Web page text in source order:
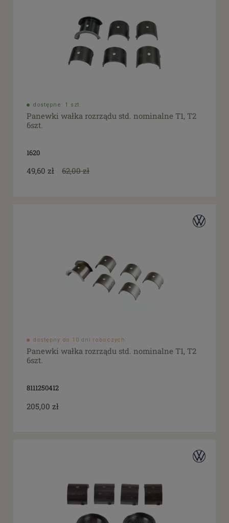
dostępne: 1 szt.
Panewki wałka rozrządu std. nominalne T1, T2
6szt.
1620
49,60 zł 62,00 zł
dostępny do 10 dni roboczych
Panewki wałka rozrządu std. nominalne T1, T2
6szt.
8111250412
205,00 zł